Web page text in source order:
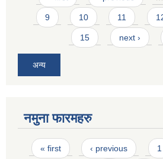
9 10 11
15 next ›
अन्य
नमुना फारमहरु
Pages
« first ‹ previous 1